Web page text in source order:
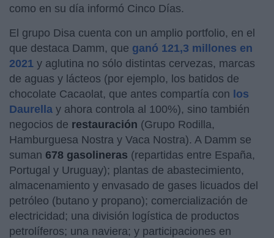
como en su día informó Cinco Días.
El grupo Disa cuenta con un amplio portfolio, en el
que destaca Damm, que ganó 121,3 millones en
2021 y aglutina no sólo distintas cervezas, marcas
de aguas y lácteos (por ejemplo, los batidos de
chocolate Cacaolat, que antes compartía con los
Daurella y ahora controla al 100%), sino también
negocios de restauración (Grupo Rodilla,
Hamburguesa Nostra y Vaca Nostra). A Damm se
suman 678 gasolineras (repartidas entre España,
Portugal y Uruguay); plantas de abastecimiento,
almacenamiento y envasado de gases licuados del
petróleo (butano y propano); comercialización de
electricidad; una división logística de productos
petrolíferos; una naviera; y participaciones en